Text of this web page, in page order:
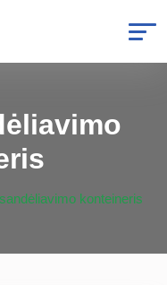
sandėliavimo konteineris